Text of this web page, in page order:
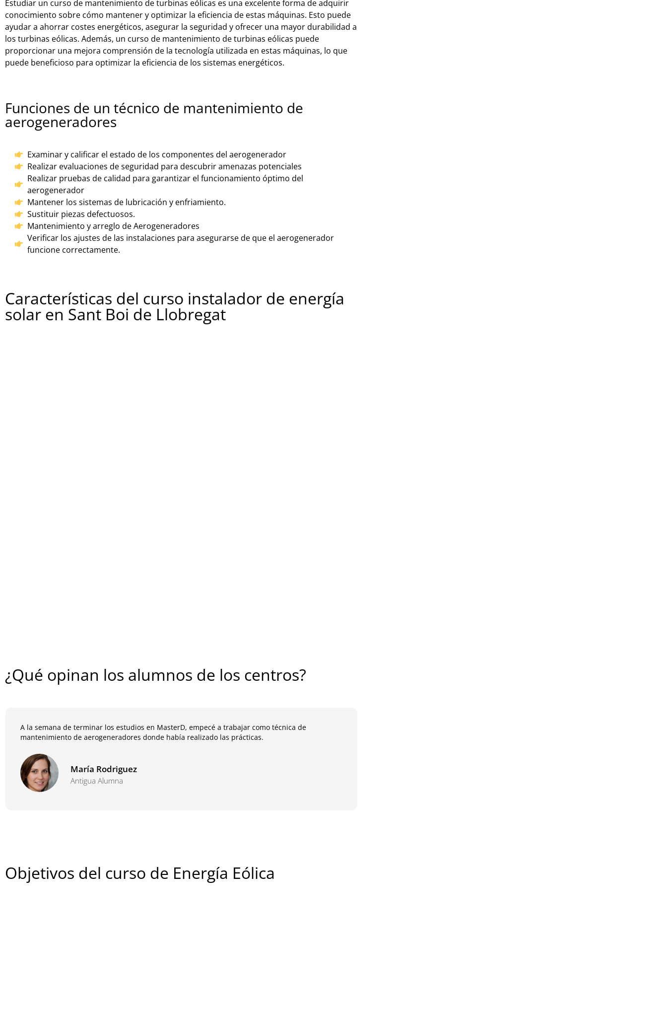
Estudiar un curso de mantenimiento de turbinas eólicas es una excelente forma de adquirir
conocimiento sobre cómo mantener y optimizar la eficiencia de estas máquinas. Esto puede
ayudar a ahorrar costes energéticos, asegurar la seguridad y ofrecer una mayor durabilidad a
los turbinas eólicas. Además, un curso de mantenimiento de turbinas eólicas puede
proporcionar una mejora comprensión de la tecnología utilizada en estas máquinas, lo que
puede beneficioso para optimizar la eficiencia de los sistemas energéticos.
Funciones de un técnico de mantenimiento de
aerogeneradores
Examinar y calificar el estado de los componentes del aerogenerador
Realizar evaluaciones de seguridad para descubrir amenazas potenciales
Realizar pruebas de calidad para garantizar el funcionamiento óptimo del
aerogenerador
Mantener los sistemas de lubricación y enfriamiento.
Sustituir piezas defectuosos.
Mantenimiento y arreglo de Aerogeneradores
Verificar los ajustes de las instalaciones para asegurarse de que el aerogenerador
funcione correctamente.
Características del curso instalador de energía
solar en Sant Boi de Llobregat
¿Qué opinan los alumnos de los centros?
A la semana de terminar los estudios en MasterD, empecé a trabajar como técnica de
mantenimiento de aerogeneradores donde había realizado las prácticas.
María Rodriguez
Antigua Alumna
Objetivos del curso de Energía Eólica